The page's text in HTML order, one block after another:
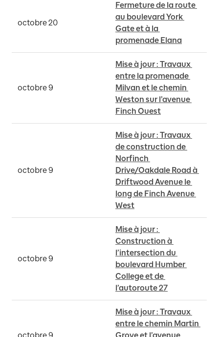
octobre 20
Fermeture de la route
au boulevard York
Gate et à la
promenade Elana
octobre 9
Mise à jour : Travaux
entre la promenade
Milvan et le chemin
Weston sur l’avenue
Finch Ouest
octobre 9
Mise à jour : Travaux
de construction de
Norfinch
Drive/Oakdale Road à
Driftwood Avenue le
long de Finch Avenue
West
octobre 9
Mise à jour :
Construction à
l’intersection du
boulevard Humber
College et de
l’autoroute 27
Mise à jour : Travaux
entre le chemin Martin